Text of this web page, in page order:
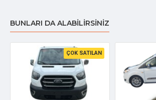
BUNLARI DA ALABILIRSINIZ
ÇOK SATILAN